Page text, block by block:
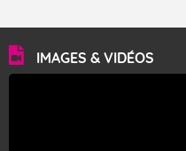
IMAGES & VIDÉOS